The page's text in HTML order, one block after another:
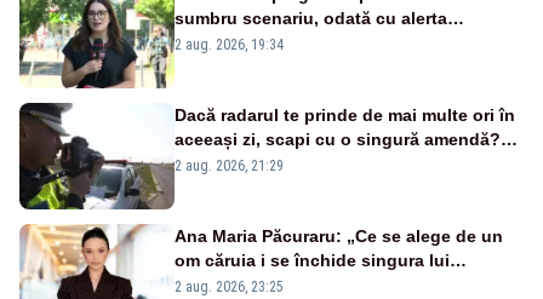
sumbru scenariu, odată cu alerta
energetică
2 aug. 2026, 19:34
Dacă radarul te prinde de mai multe ori în
aceeași zi, scapi cu o singură amendă?
Ce spune legea
2 aug. 2026, 21:29
Ana Maria Păcuraru: „Ce se alege de un
om căruia i se închide singura lui
portiță?”
2 aug. 2026, 23:25